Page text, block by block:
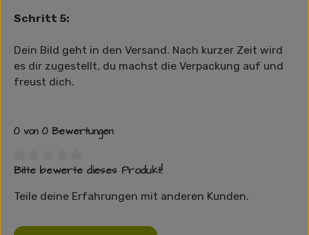
Schritt 5:
Dein Bild geht in den Versand. Nach kurzer Zeit wird
es dir zugestellt, du machst die Verpackung auf und
freust dich.
0 von 0 Bewertungen
Durchschnittliche Bewertung von 0 von 5 Sternen
Bitte bewerte dieses Produkt!
Teile deine Erfahrungen mit anderen Kunden.